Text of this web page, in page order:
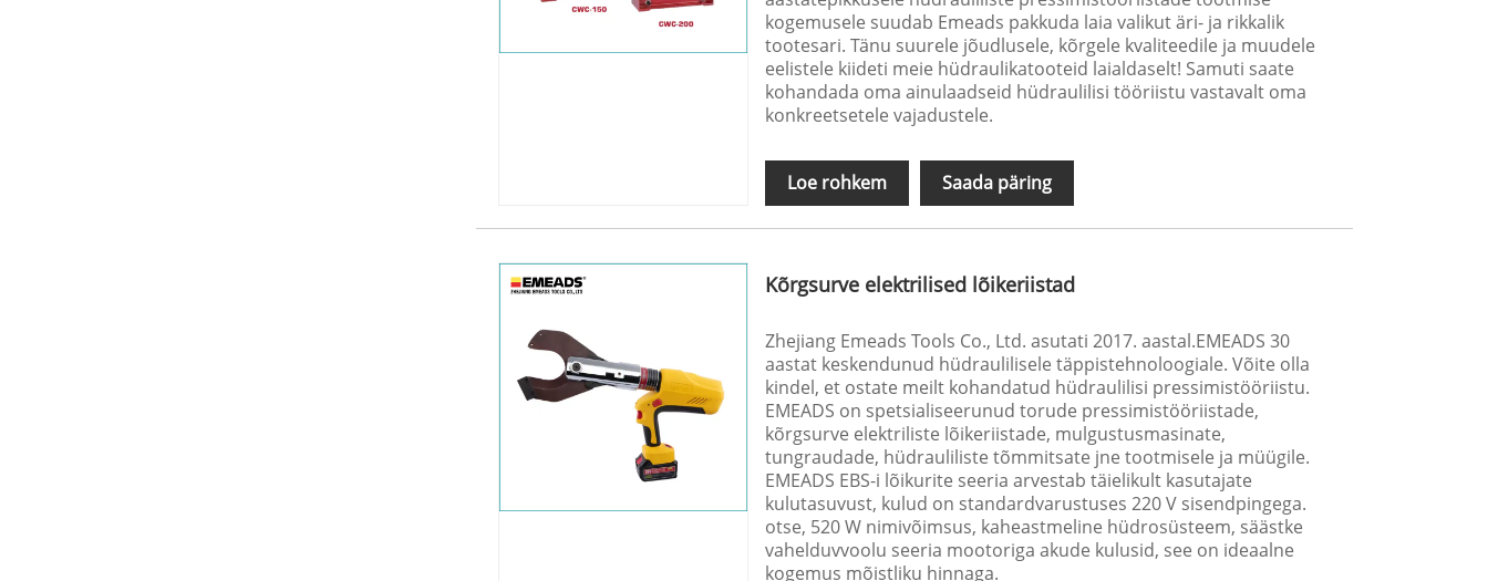
kogemusele suudab Emeads pakkuda laia valikut äri- ja rikkalik
tootesari. Tänu suurele jõudlusele, kõrgele kvaliteedile ja muudele
eelistele kiideti meie hüdraulikatooteid laialdaselt! Samuti saate
kohandada oma ainulaadseid hüdraulilisi tööriistu vastavalt oma
konkreetsetele vajadustele.
Loe rohkem Saada päring
Kõrgsurve elektrilised lõikeriistad
Zhejiang Emeads Tools Co., Ltd. asutati 2017. aastal.EMEADS 30
aastat keskendunud hüdraulilisele täppistehnoloogiale. Võite olla
kindel, et ostate meilt kohandatud hüdraulilisi pressimistööriistu.
EMEADS on spetsialiseerunud torude pressimistööriistade,
kõrgsurve elektriliste lõikeriistade, mulgustusmasinate,
tungraudade, hüdrauliliste tõmmitsate jne tootmisele ja müügile.
EMEADS EBS-i lõikurite seeria arvestab täielikult kasutajate
kulutasuvust, kulud on standardvarustuses 220 V sisendpingega.
otse, 520 W nimivõimsus, kaheastmeline hüdrosüsteem, säästke
vahelduvvoolu seeria mootoriga akude kulusid, see on ideaalne
kogemus mõistliku hinnaga.